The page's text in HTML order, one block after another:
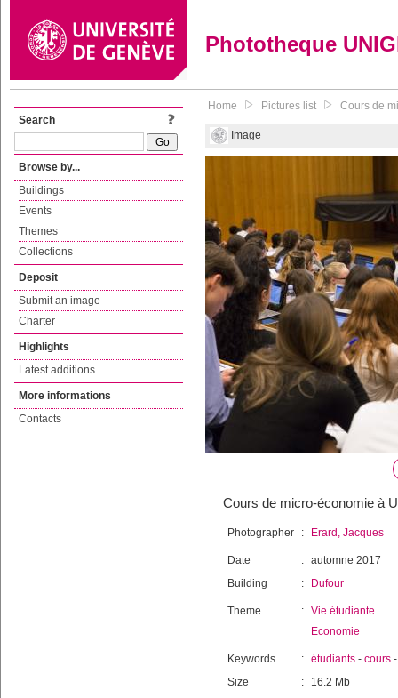
Phototheque
Search
Browse by...
Buildings
Events
Themes
Collections
Deposit
Submit an image
Charter
Highlights
Latest additions
More informations
Contacts
Home Pictures list Cours de
Image
Cours de micro-économie à
Photographer : Erard, Jacques
Date : automne 2017
Building
: Dufour
Theme : Vie étudiante
Economie
Keywords : étudiants - cours
Size
:
16.2 Mb